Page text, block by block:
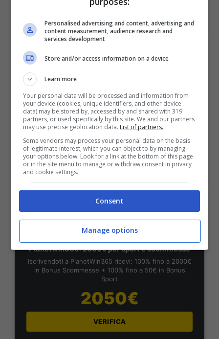
Mostra Informazioni
SNAI
Bonus Benvenuto Sport: fino a 1.000€
50% sul deposito fino a 50€
1000€
VERIFICA
Mostra Informazioni
PlanetWin365
Planetwin365: 2050€ per sport e scommesse
Iscrivendoti a PlanetWin365 ricevi: 100% fino a 2000€
in Bonus Scommesse + 100% fino a 50€ in Bonus
Sport
2050€
VERIFICA
Personalised advertising and content, advertising and
content measurement, audience research and
services development
Store and/or access information on a device
Learn more
Your personal data will be processed and information from
your device (cookies, unique identifiers, and other device
data) may be stored by, accessed by and shared with 319
partners, or used specifically by this site. We and our partners
may use precise geolocation data. List of partners.
Some vendors may process your personal data on the basis
of legitimate interest, which you can object to by managing
your options below. Look for a link at the bottom of this page
or in the site menu to manage or withdraw consent in privacy
and cookie settings.
Consent
Manage options